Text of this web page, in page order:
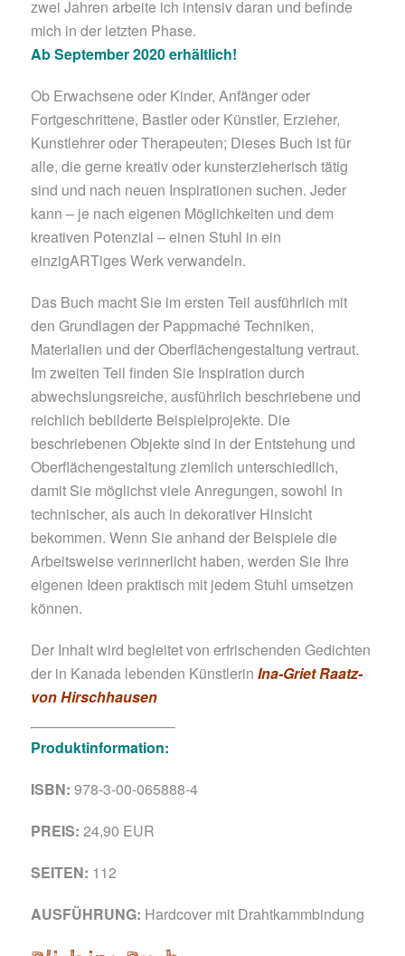
zwei Jahren arbeite ich intensiv daran und befinde
mich in der letzten Phase.
Ab September 2020 erhältlich!
Ob Erwachsene oder Kinder, Anfänger oder
Fortgeschrittene, Bastler oder Künstler, Erzieher,
Kunstlehrer oder Therapeuten; Dieses Buch ist für
alle, die gerne kreativ oder kunsterzieherisch tätig
sind und nach neuen Inspirationen suchen. Jeder
kann – je nach eigenen Möglichkeiten und dem
kreativen Potenzial – einen Stuhl in ein
einzigARTiges Werk verwandeln.
Das Buch macht Sie im ersten Teil ausführlich mit
den Grundlagen der Pappmaché Techniken,
Materialien und der Oberflächengestaltung vertraut.
Im zweiten Teil finden Sie Inspiration durch
abwechslungsreiche, ausführlich beschriebene und
reichlich bebilderte Beispielprojekte. Die
beschriebenen Objekte sind in der Entstehung und
Oberflächengestaltung ziemlich unterschiedlich,
damit Sie möglichst viele Anregungen, sowohl in
technischer, als auch in dekorativer Hinsicht
bekommen. Wenn Sie anhand der Beispiele die
Arbeitsweise verinnerlicht haben, werden Sie Ihre
eigenen Ideen praktisch mit jedem Stuhl umsetzen
können.
Der Inhalt wird begleitet von erfrischenden Gedichten
der in Kanada lebenden Künstlerin Ina-Griet Raatz-
von Hirschhausen
Produktinformation:
ISBN: 978-3-00-065888-4
PREIS: 24,90 EUR
SEITEN: 112
AUSFÜHRUNG: Hardcover mit Drahtkammbindung